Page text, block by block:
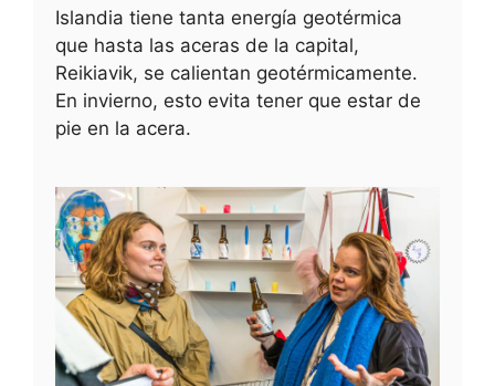
Islandia tiene tanta energía geotérmica
que hasta las aceras de la capital,
Reikiavik, se calientan geotérmicamente.
En invierno, esto evita tener que estar de
pie en la acera.